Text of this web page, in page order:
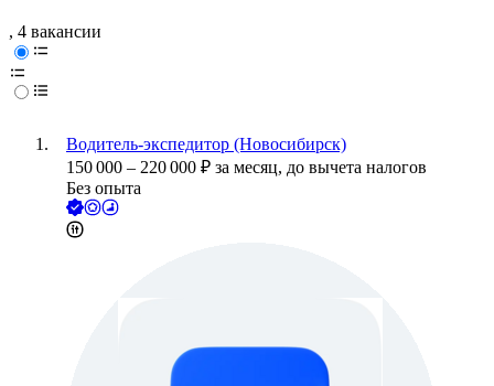
, 4 вакансии
Водитель-экспедитор (Новосибирск)
150 000 – 220 000 ₽ за месяц, до вычета налогов
Без опыта